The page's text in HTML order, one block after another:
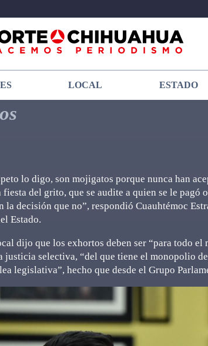
periodismo
LOCAL ESTADO
lo digo, son mojigatos porque nunca han
del grito, que se audite a quien se le pagó
la decisión que no”, respondió Cuauhtémoc
Estado.
dijo que los exhortos deben ser “para todo
justicia selectiva, “del que tiene el monopolio
legislativa”, hecho que desde el Grupo